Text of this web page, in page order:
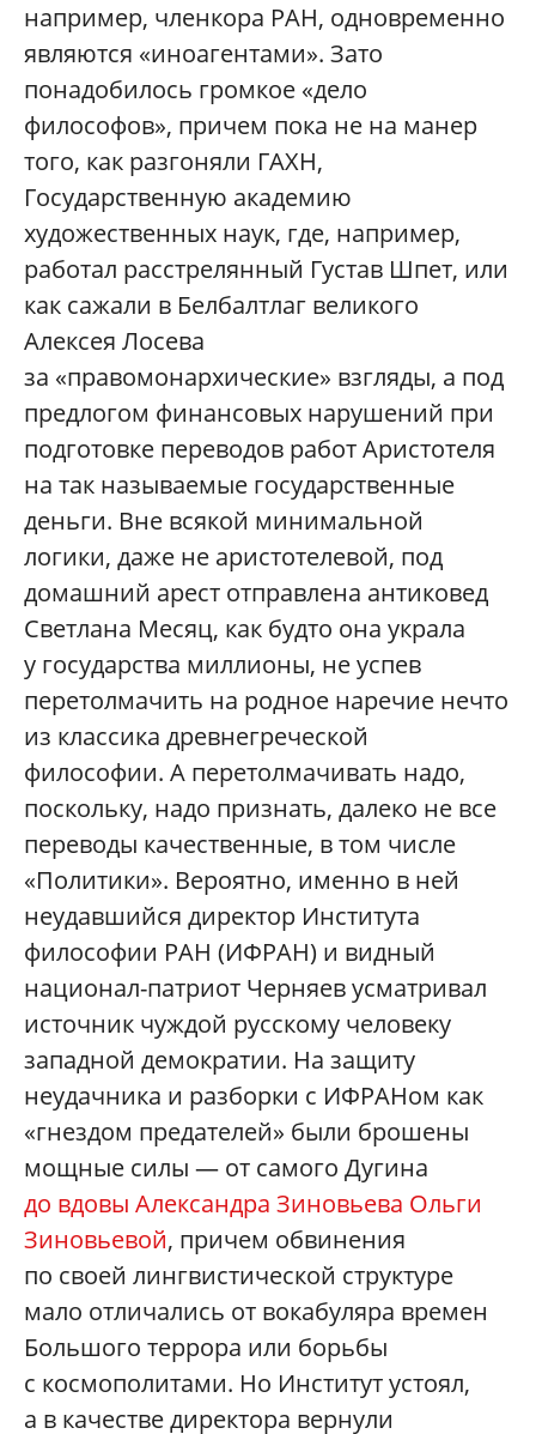
например, членкора РАН, одновременно
являются «иноагентами». Зато
понадобилось громкое «дело
философов», причем пока не на манер
того, как разгоняли ГАХН,
Государственную академию
художественных наук, где, например,
работал расстрелянный Густав Шпет, или
как сажали в Белбалтлаг великого
Алексея Лосева
за «правомонархические» взгляды, а под
предлогом финансовых нарушений при
подготовке переводов работ Аристотеля
на так называемые государственные
деньги. Вне всякой минимальной
логики, даже не аристотелевой, под
домашний арест отправлена антиковед
Светлана Месяц, как будто она украла
у государства миллионы, не успев
перетолмачить на родное наречие нечто
из классика древнегреческой
философии. А перетолмачивать надо,
поскольку, надо признать, далеко не все
переводы качественные, в том числе
«Политики». Вероятно, именно в ней
неудавшийся директор Института
философии РАН (ИФРАН) и видный
национал-патриот Черняев усматривал
источник чуждой русскому человеку
западной демократии. На защиту
неудачника и разборки с ИФРАНом как
«гнездом предателей» были брошены
мощные силы — от самого Дугина
до вдовы Александра Зиновьева Ольги
Зиновьевой, причем обвинения
по своей лингвистической структуре
мало отличались от вокабуляра времен
Большого террора или борьбы
с космополитами. Но Институт устоял,
а в качестве директора вернули